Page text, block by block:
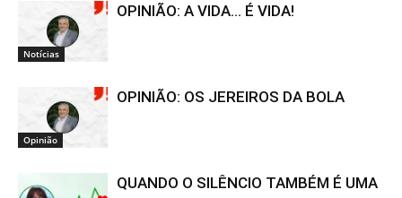
Notícias
OPINIÃO: A VIDA… É VIDA!
Opinião
OPINIÃO: OS JEREIROS DA BOLA
QUANDO O SILÊNCIO TAMBÉM É UMA